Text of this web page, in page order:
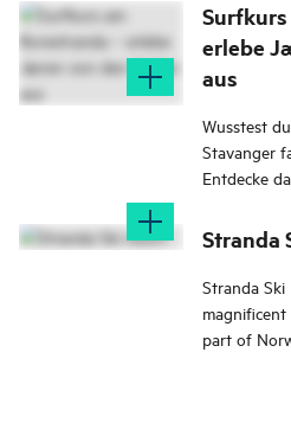
erlebe
aus
Wusstest
Stavanger
Entdecke
Stranda
Stranda
part of